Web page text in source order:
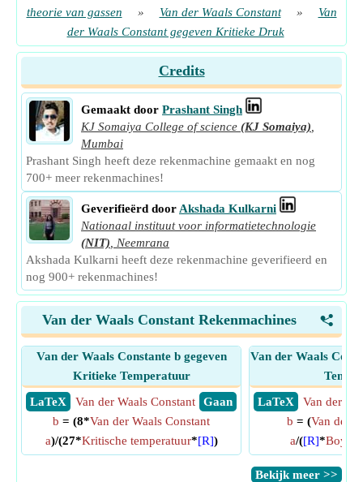
theorie van gassen
» Van der Waals Constant »
Van
der Waals Constant gegeven Kritieke Druk
Credits
Gemaakt door Prashant Singh
KJ Somaiya College of science (KJ Somaiya)
Mumbai
Prashant Singh heeft deze rekenmachine gemaakt en nog
700+ meer rekenmachines!
Geverifieërd door Akshada Kulkarni
Nationaal instituut voor informatietechnologie
(NIT)
Neemrana
Akshada Kulkarni heeft deze rekenmachine geverifieerd en
nog 900+ rekenmachines!
<
Van der Waals Constant Rekenmachines
Van der Waals Constante b gegeven
Kritieke Temperatuur
​ LaTeX
​ Gaan
Van der Waals Constant
b = (8*Van der Waals Constant
a)/(27*Kritische temperatuur*[R])
Van der Waals
​ LaTeX
Van der
b = (Van der
a/([R]*Boyle-
​Bekijk meer >>